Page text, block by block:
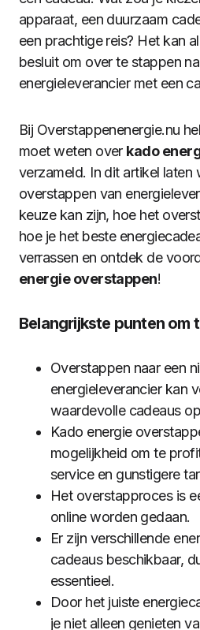
apparaat, een duurzaam
een prachtige reis? Het kan
besluit om over te stappen
energieleverancier met een
Bij Overstappenenergie.nu
moet weten over kado
verzameld. In dit artikel laten
overstappen van
keuze kan zijn, hoe het
hoe je het beste
verrassen en ontdek de
energie overstappen!
Belangrijkste punten om
Overstappen naar een
energieleverancier kan
waardevolle cadeaus
Kado energie
mogelijkheid om te
service en gunstigere
Het overstapproces is
online worden gedaan.
Er zijn verschillende
cadeaus beschikbaar,
essentieel.
Door het juiste
je niet alleen genieten